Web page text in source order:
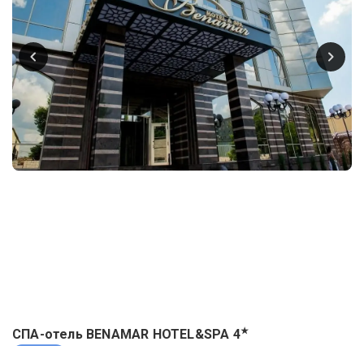
СПА-отель BENAMAR HOTEL&SPA 4★